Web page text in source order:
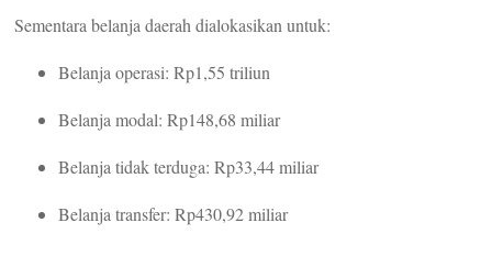
Sementara belanja daerah dialokasikan untuk:
Belanja operasi: Rp1,55 triliun
Belanja modal: Rp148,68 miliar
Belanja tidak terduga: Rp33,44 miliar
Belanja transfer: Rp430,92 miliar